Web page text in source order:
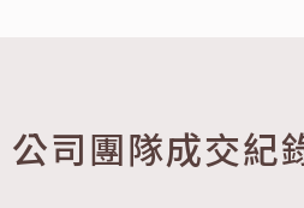
公司團隊成交紀